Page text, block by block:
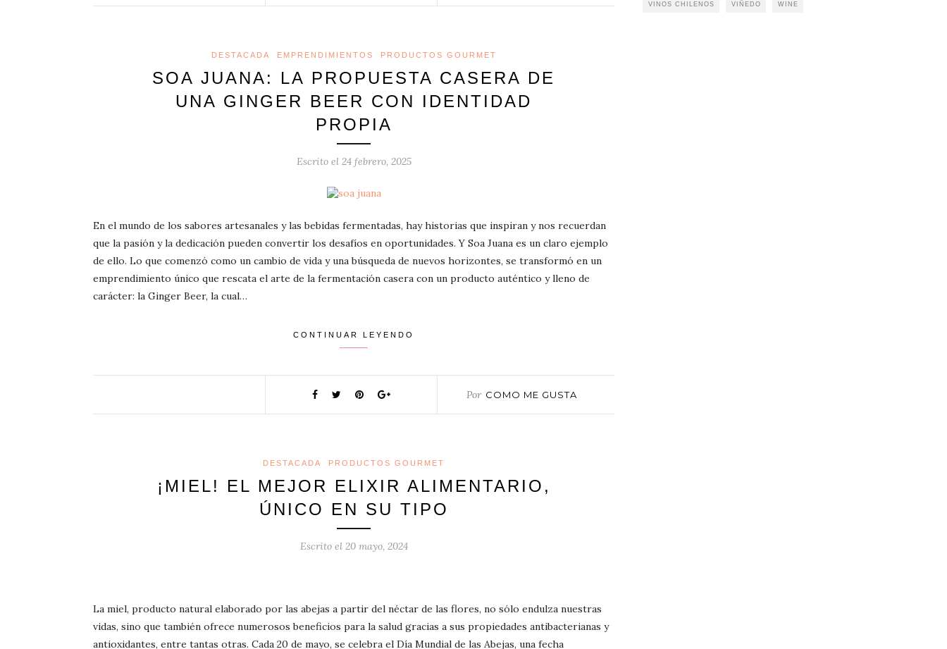
DESTACADA EMPRENDIMIENTOS PRODUCTOS GOURMET
SOA JUANA: LA PROPUESTA CASERA DE
UNA GINGER BEER CON IDENTIDAD
PROPIA
Escrito el 24 febrero, 2025
En el mundo de los sabores artesanales y las bebidas fermentadas, hay historias que inspiran y nos recuerdan
que la pasión y la dedicación pueden convertir los desafíos en oportunidades. Y Soa Juana es un claro ejemplo
de ello. Lo que comenzó como un cambio de vida y una búsqueda de nuevos horizontes, se transformó en un
emprendimiento único que rescata el arte de la fermentación casera con un producto auténtico y lleno de
carácter: la Ginger Beer, la cual…
CONTINUAR LEYENDO
Por COMO ME GUSTA
DESTACADA PRODUCTOS GOURMET
¡MIEL! EL MEJOR ELIXIR ALIMENTARIO,
ÚNICO EN SU TIPO
Escrito el 20 mayo, 2024
La miel, producto natural elaborado por las abejas a partir del néctar de las flores, no sólo endulza nuestras
vidas, sino que también ofrece numerosos beneficios para la salud gracias a sus propiedades antibacterianas y
antioxidantes, entre tantas otras. Cada 20 de mayo, se celebra el Día Mundial de las Abejas, una fecha
VINOS CHILENOS VIÑEDO WINE